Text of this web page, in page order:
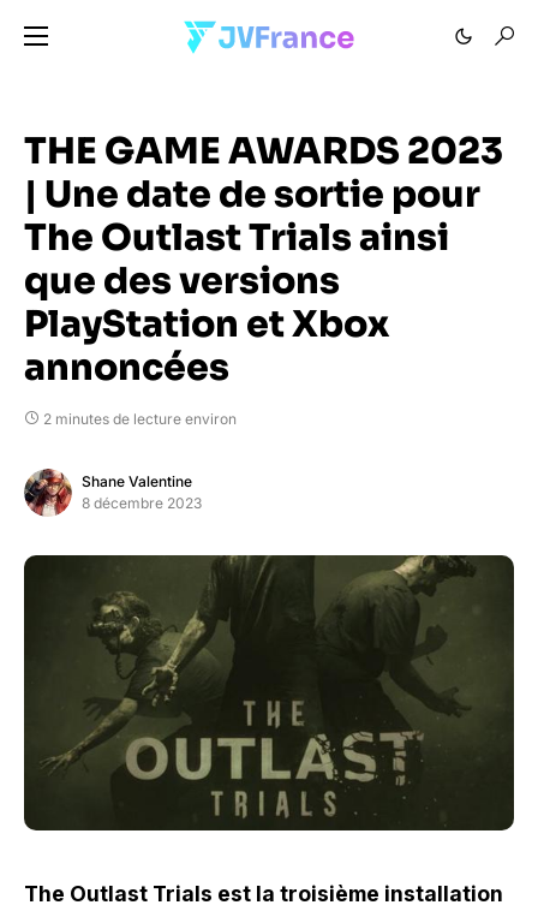
THE GAME AWARDS 2023
| Une date de sortie pour
The Outlast Trials ainsi
que des versions
PlayStation et Xbox
annoncées
2 minutes de lecture environ
Shane Valentine
8 décembre 2023
The Outlast Trials est la troisième installation